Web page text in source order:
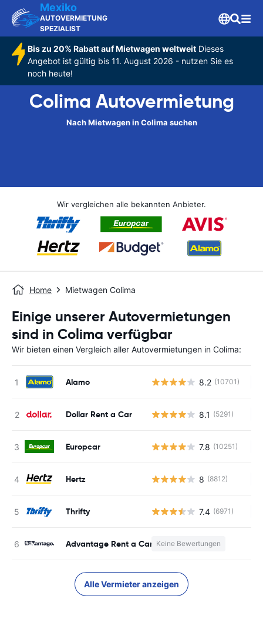
Mexiko
AUTOVERMIETUNG
SPEZIALIST
Bis zu 20% Rabatt auf Mietwagen weltweitDieses
Angebot ist gültig bis 11. August 2026 - nutzen Sie es
noch heute!
Colima Autovermietung
Nach Mietwagen in Colima suchen
Wir vergleichen alle bekannten Anbieter.
Home Mietwagen Colima
Einige unserer Autovermietungen
sind in Colima verfügbar
Wir bieten einen Vergleich aller Autovermietungen in Colima:
Alamo 8.2 (10701)
Dollar Rent a Car 8.1 (5291)
Europcar 7.8 (10251)
Hertz 8 (8812)
Thrifty 7.4 (6971)
Advantage Rent a Car Keine Bewertungen
Alle Vermieter anzeigen